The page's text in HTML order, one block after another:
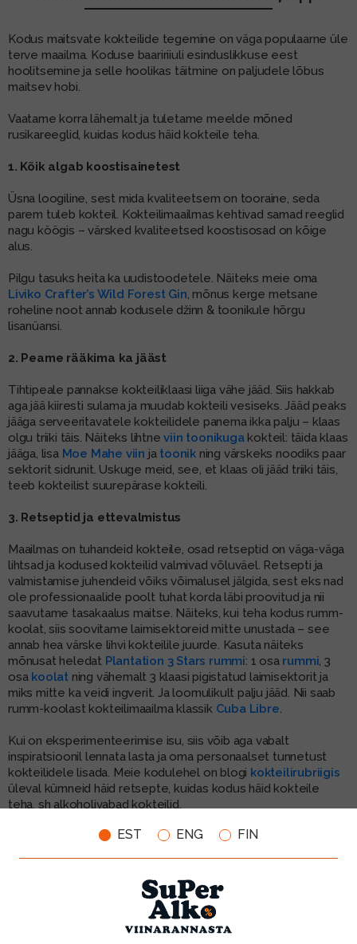
EST ENG FIN
Kodus maitsvate kokteilide tegemine on väga populaarne üle
terve maailma. Koduse baaririiuli esinduslikkuse eest
hoolitsemine ja selle hoolikas täitmine on paljudele lõbus
maitsev hobi.
Vaatame korra lähemalt ja tuletame meelde mõned
rusikareeglid, kuidas kodus häid kokteile teha.
1. Kõik algab koostisainetest
Üsna loogiline, sest mida kvaliteetsem on tooraine, seda
parem tuleb kokteil. Kokteilimaailmas kehtivad samad reeglid
nagu köögis – värsked kvaliteetsed koostisosad on kõige
alus.
Pilgu tasuks heita ka uudistoodetele. Näiteks meie oma
Liviko Crafter’s Wild Forest Gin, mõnus kerge metsane
roheline noot annab kodusele džinn & toonikule hõrgu
lisanüansi.
2. Peame rääkima ka jääst
Tihtipeale pannakse kokteiliklaasi liiga vähe jääd. Siis hakkab
aga jää kiiresti sulama ja muudab kokteili vesiseks. Jääd peaks
jääga serveeritavatele kokteilidele panema ikka palju – klaas
olgu triiki täis. Näiteks lihtneviin toonikugakokteil: täida klaas
jääga, lisa Moe Mahe viin ja toonik ning värskeks noodiks paar
sektorit sidrunit. Uskuge meid, see, et klaas oli jääd triiki täis,
teeb kokteilist suurepärase kokteili.
3. Retseptid ja ettevalmistus
Maailmas on tuhandeid kokteile, osad retseptid on väga-väga
lihtsad ja kodused kokteilid valmivad võluväel. Retsepti ja
valmistamise juhendeid võiks võimalusel jälgida, sest eks nad
ole professionaalide poolt tuhat korda läbi proovitud ja nii
saavutame tasakaalus maitse. Näiteks, kui teha kodus rumm-
koolat, siis soovitame laimisektoreid mitte unustada – see
annab hea värske lihvi kokteilile juurde. Kasuta näiteks
mõnusat heledat Plantation 3 Stars rummi: 1 osa rummi, 3
osa koolat ning vähemalt 3 klaasi pigistatud laimisektorit ja
miks mitte ka veidi ingverit. Ja loomulikult palju jääd. Nii saab
rumm-koolast kokteilimaailma klassik Cuba Libre.
Kui on eksperimenteerimise isu, siis võib aga vabalt
inspiratsioonil lennata lasta ja oma personaalset tunnetust
kokteilidele lisada. Meie kodulehel on blogi kokteilirubriigis
üleval kümneid häid retsepte, kuidas kodus häid kokteile
teha, sh alkoholivabad kokteilid.
Mõnusat maitsvat kokteilitamist!
lõbusam. Selle paneksime kirja neljanda nipina koduseks
kokteilide valmistamiseks.